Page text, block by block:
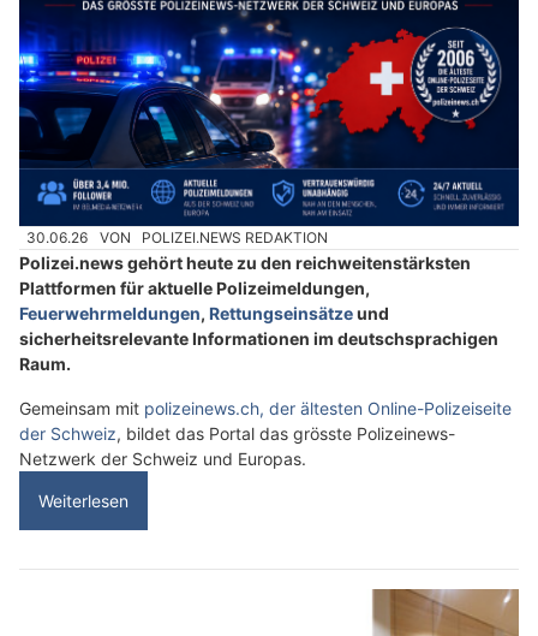
30.06.26 VON POLIZEI.NEWS REDAKTION
Polizei.news gehört heute zu den reichweitenstärksten
Plattformen für aktuelle Polizeimeldungen,
Feuerwehrmeldungen, Rettungseinsätzeund
sicherheitsrelevante Informationen im deutschsprachigen
Raum.
Gemeinsam mit polizeinews.ch, der ältesten Online-Polizeiseite
der Schweiz, bildet das Portal das grösste Polizeinews-
Netzwerk der Schweiz und Europas.
Weiterlesen